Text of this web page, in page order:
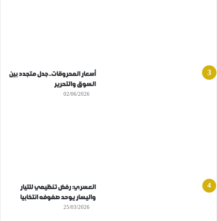
أسعار المحروقات..جدل متجدد بين
السوق والتحرير
02/06/2026
العسري: رفض تنظيمي للتيار
واليسار يوحد صفوفه انتخابيا
25/03/2026